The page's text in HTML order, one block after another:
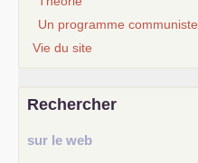
Un programme communiste
Vie du site
Rechercher
sur le web